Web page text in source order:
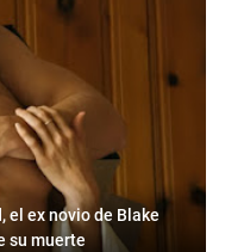
el ex novio de Blake
su muerte